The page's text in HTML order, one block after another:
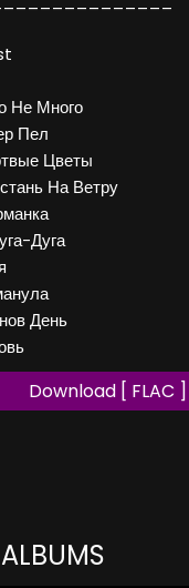
Не Много
Пел
Цветы
На Ветру
Дуга
День
Download [ FLAC ]